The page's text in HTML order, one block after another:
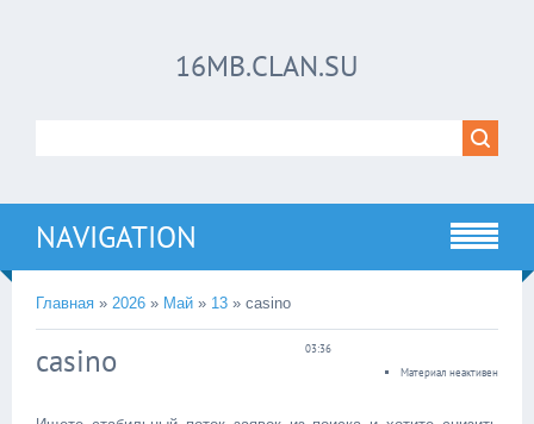
16MB.CLAN.SU
NAVIGATION
Главная » 2026 » Май » 13 » casino
03:36
Материал неактивен
casino